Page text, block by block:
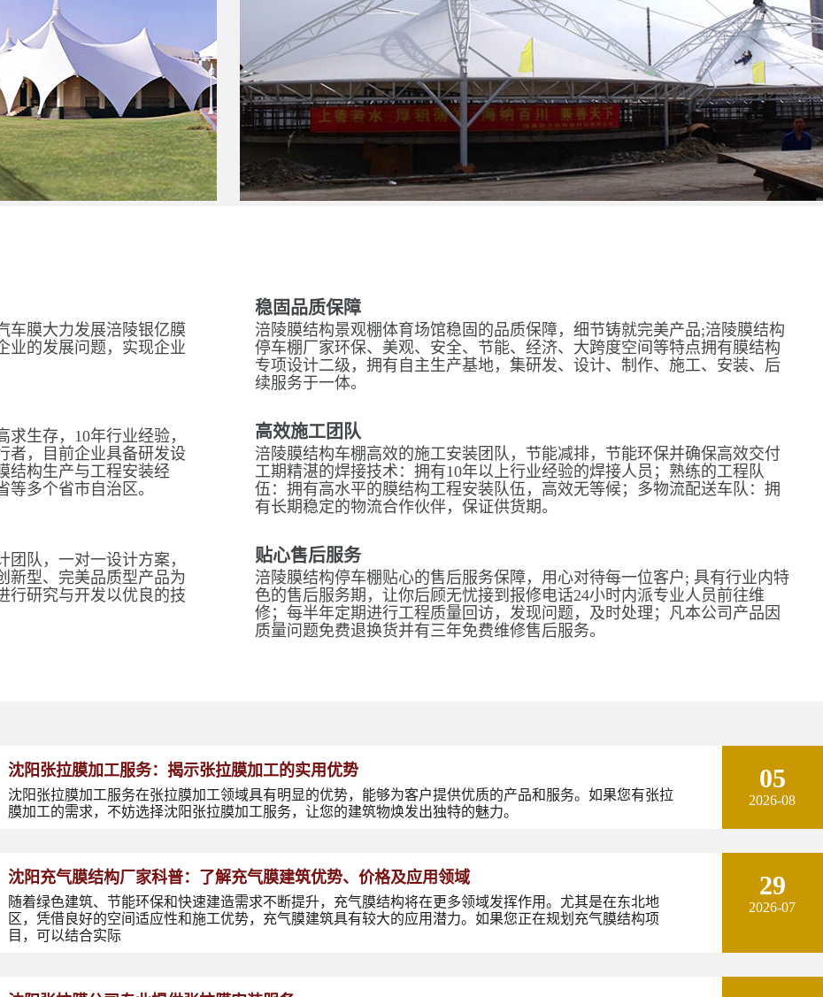
车膜大力发展涪陵银亿膜
业的发展问题，实现企业
生存，10年行业经验，
者，目前企业具备研发设
结构生产与工程安装经
多个省市自治区。
队，一对一设计方案，
新型、完美品质型产品为
行研究与开发以优良的技
稳固品质保障
涪陵膜结构景观棚体育场馆稳固的品质保障，细节铸就完美产品;涪陵膜结构
停车棚厂家环保、美观、安全、节能、经济、大跨度空间等特点拥有膜结构
专项设计二级，拥有自主生产基地，集研发、设计、制作、施工、安装、后
续服务于一体。
高效施工团队
涪陵膜结构车棚高效的施工安装团队，节能减排，节能环保并确保高效交付
工期精湛的焊接技术：拥有10年以上行业经验的焊接人员；熟练的工程队
伍：拥有高水平的膜结构工程安装队伍，高效无等候；多物流配送车队：拥
有长期稳定的物流合作伙伴，保证供货期。
贴心售后服务
涪陵膜结构停车棚贴心的售后服务保障，用心对待每一位客户; 具有行业内特
色的售后服务期，让你后顾无忧接到报修电话24小时内派专业人员前往维
修；每半年定期进行工程质量回访，发现问题，及时处理；凡本公司产品因
质量问题免费退换货并有三年免费维修售后服务。
沈阳张拉膜加工服务：揭示张拉膜加工的实用优势
沈阳张拉膜加工服务在张拉膜加工领域具有明显的优势，能够为客户提供优质的产品和服务。如果您有张拉
膜加工的需求，不妨选择沈阳张拉膜加工服务，让您的建筑物焕发出独特的魅力。
05
2026-08
沈阳充气膜结构厂家科普：了解充气膜建筑优势、价格及应用领域
随着绿色建筑、节能环保和快速建造需求不断提升，充气膜结构将在更多领域发挥作用。尤其是在东北地
区，凭借良好的空间适应性和施工优势，充气膜建筑具有较大的应用潜力。如果您正在规划充气膜结构项
目，可以结合实际
29
2026-07